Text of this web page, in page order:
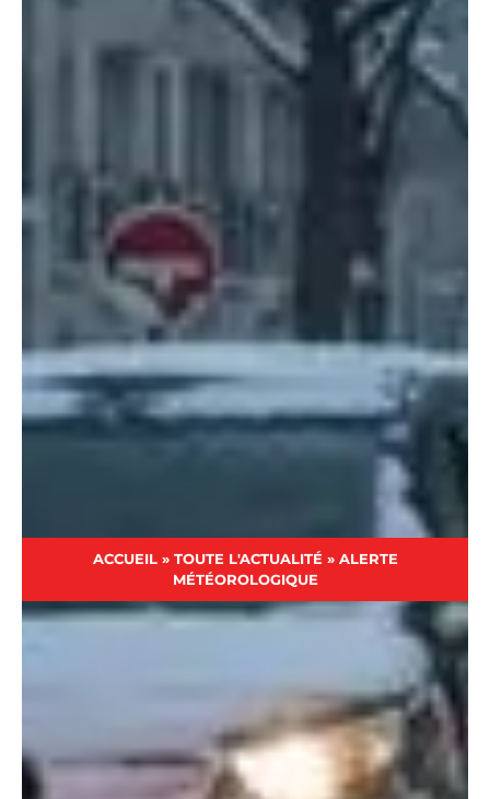
ACCUEIL» TOUTE L'ACTUALITÉ » ALERTE
MÉTÉOROLOGIQUE